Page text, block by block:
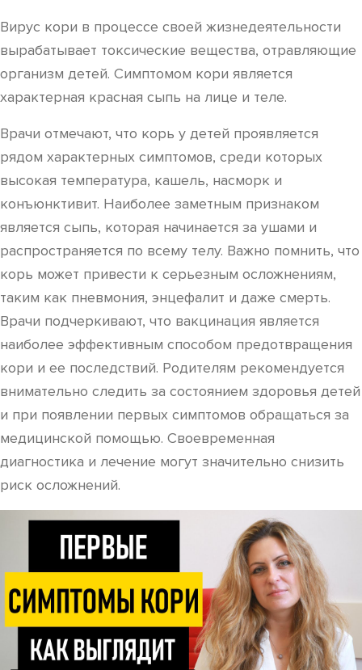
Вирус кори в процессе своей жизнедеятельности
вырабатывает токсические вещества, отравляющие
организм детей. Симптомом кори является
характерная красная сыпь на лице и теле.
Врачи отмечают, что корь у детей проявляется
рядом характерных симптомов, среди которых
высокая температура, кашель, насморк и
конъюнктивит. Наиболее заметным признаком
является сыпь, которая начинается за ушами и
распространяется по всему телу. Важно помнить, что
корь может привести к серьезным осложнениям,
таким как пневмония, энцефалит и даже смерть.
Врачи подчеркивают, что вакцинация является
наиболее эффективным способом предотвращения
кори и ее последствий. Родителям рекомендуется
внимательно следить за состоянием здоровья детей
и при появлении первых симптомов обращаться за
медицинской помощью. Своевременная
диагностика и лечение могут значительно снизить
риск осложнений.